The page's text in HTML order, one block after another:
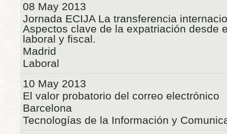
08 May 2013
Jornada ECIJA La transferencia
Aspectos clave de la expatriación desde
laboral y fiscal.
Madrid
Laboral
10 May 2013
El valor probatorio del correo electrónico
Barcelona
Tecnologías de la Información y